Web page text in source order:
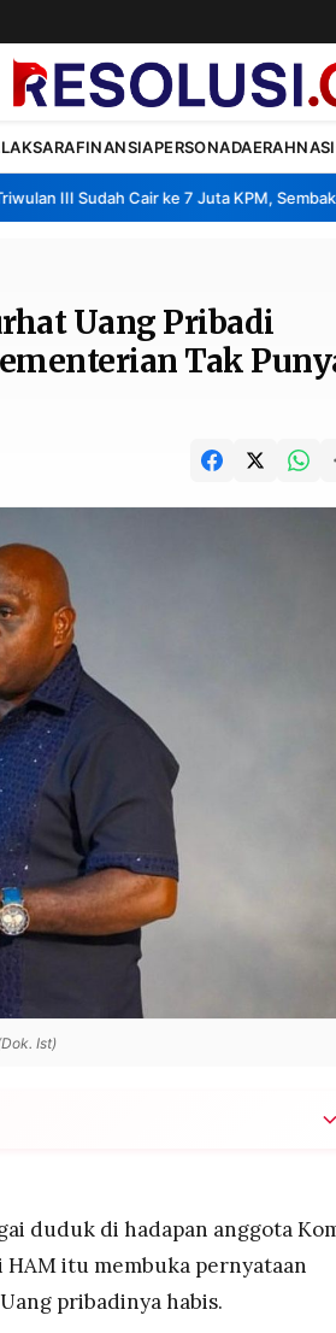
AKSARAFINANSIAPERSONADAERAH
III Sudah Cair ke 7 Juta KPM, Sembako ke
Uang Pribadi
Tak
Ist)
cepat
kasus HAM sudah memadai tapi tidak
permintaan awal Rp20 triliun saat
duduk di hadapan anggota
itu membuka pernyataan
pribadinya habis.